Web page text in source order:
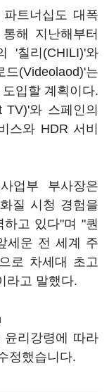
트너십도 대폭
해 지난해부터
'칠리(CHILI)'와
드(Videolaod)'는
입할 계획이다.
TV)'와 스페인의
스와 HDR 서비
업부 부사장은
질 시청 경험을
고 있다"며 "퀀
세운 전 세계 주
로 차세대 초고
라고 말했다.
리강령에 따라
정했습니다.